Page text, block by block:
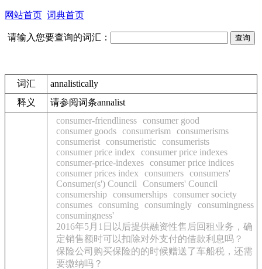
网站首页 词典首页
请输入您要查询的词汇：
词汇
annalistically
释义
请参阅词条annalist
consumer-friendliness consumer good
consumer goods consumerism
consumerisms
consumerist consumeristic consumerists
consumer price index
consumer price indexes
consumer-price-indexes consumer price indices
consumer prices index
consumers consumers'
Consumer(s') Council
Consumers' Council
consumership consumerships consumer society
consumes consuming consumingly consumingness
consumingness'
2016年5月1日以后提供融资性售后回租业务，确
定销售额时可以扣除对外支付的借款利息吗？
保险公司购买保险的的时候赠送了车船税，还需
要缴纳吗？